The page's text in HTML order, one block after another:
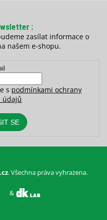
zasílat informace o
našem e-shopu.
s podmínkami ochrany
údajů
SE
&
. Všechna práva vyhrazena.